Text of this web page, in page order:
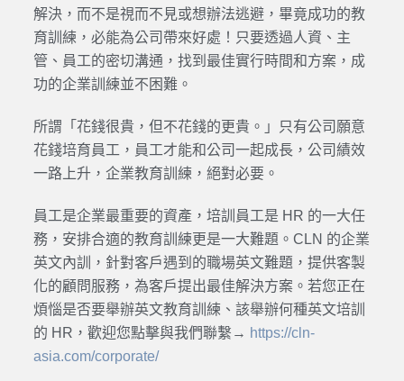
解決，而不是視而不見或想辦法逃避，畢竟成功的教
育訓練，必能為公司帶來好處！只要透過人資、主
管、員工的密切溝通，找到最佳實行時間和方案，成
功的企業訓練並不困難。
所謂「花錢很貴，但不花錢的更貴。」只有公司願意
花錢培育員工，員工才能和公司一起成長，公司績效
一路上升，企業教育訓練，絕對必要。
員工是企業最重要的資產，培訓員工是 HR 的一大任
務，安排合適的教育訓練更是一大難題。CLN 的企業
英文內訓，針對客戶遇到的職場英文難題，提供客製
化的顧問服務，為客戶提出最佳解決方案。若您正在
煩惱是否要舉辦英文教育訓練、該舉辦何種英文培訓
的 HR，歡迎您點擊與我們聯繫→ https://cln-
asia.com/corporate/